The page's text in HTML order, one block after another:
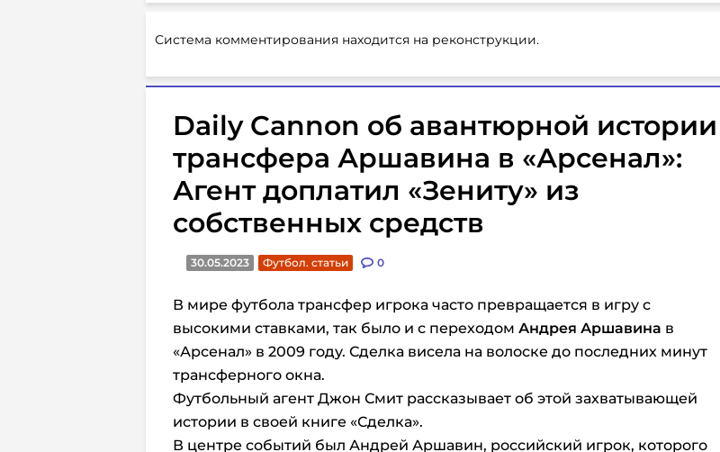
Система комментирования находится на реконструкции.
Daily Cannon об авантюрной истории
трансфера Аршавина в «Арсенал»:
Агент доплатил «Зениту» из
собственных средств
30.05.2023 Футбол. статьи 0
В мире футбола трансфер игрока часто превращается в игру с
высокими ставками, так было и с переходом Андрея Аршавина в
«Арсенал» в 2009 году. Сделка висела на волоске до последних минут
трансферного окна.
Футбольный агент Джон Смит рассказывает об этой захватывающей
истории в своей книге «Сделка».
В центре событий был Андрей Аршавин, российский игрок, которого